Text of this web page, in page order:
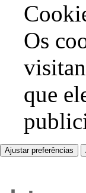
Os
que
Ajustar preferências